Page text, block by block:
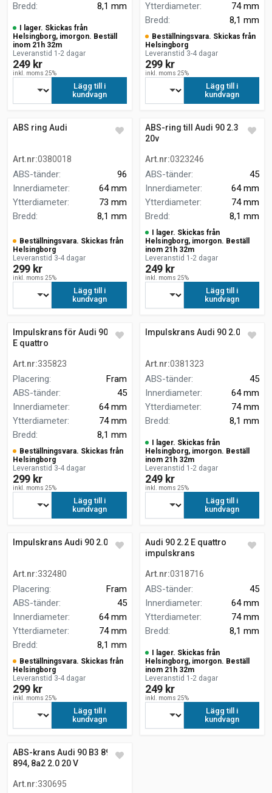
Bredd: 8,1 mm
I lager. Skickas från
Helsingborg, imorgon. Beställ
inom 21h 32m
Leveranstid 1-2 dagar
249 kr
inkl. moms 25%
Lägg till i
kundvagn
Ytterdiameter:
74 mm
Bredd: 8,1 mm
Beställningsvara. Skickas från
Helsingborg
Leveranstid 3-4 dagar
299 kr
inkl. moms 25%
Lägg till i
kundvagn
ABS ring Audi
Art.nr:0380018
ABS-tänder:
96
Innerdiameter:
64 mm
Ytterdiameter:
73 mm
Bredd: 8,1 mm
Beställningsvara. Skickas från
Helsingborg
Leveranstid 3-4 dagar
299 kr
inkl. moms 25%
Lägg till i
kundvagn
ABS-ring till Audi 90 2.3 E
20v
Art.nr:0323246
ABS-tänder:
45
Innerdiameter:
64 mm
Ytterdiameter:
74 mm
Bredd: 8,1 mm
I lager. Skickas från
Helsingborg, imorgon. Beställ
inom 21h 32m
Leveranstid 1-2 dagar
249 kr
inkl. moms 25%
Lägg till i
kundvagn
Impulskrans för Audi 90 2.3
E quattro
Art.nr:335823
Placering:
Fram
ABS-tänder:
45
Innerdiameter:
64 mm
Ytterdiameter:
74 mm
Bredd: 8,1 mm
Beställningsvara. Skickas från
Helsingborg
Leveranstid 3-4 dagar
299 kr
inkl. moms 25%
Lägg till i
kundvagn
Impulskrans Audi 90 2.0
Art.nr:0381323
ABS-tänder:
45
Innerdiameter:
64 mm
Ytterdiameter:
74 mm
Bredd: 8,1 mm
I lager. Skickas från
Helsingborg, imorgon. Beställ
inom 21h 32m
Leveranstid 1-2 dagar
249 kr
inkl. moms 25%
Lägg till i
kundvagn
Impulskrans Audi 90 2.0
Art.nr:332480
Placering:
Fram
ABS-tänder:
45
Innerdiameter:
64 mm
Ytterdiameter:
74 mm
Bredd: 8,1 mm
Beställningsvara. Skickas från
Helsingborg
Leveranstid 3-4 dagar
299 kr
inkl. moms 25%
Lägg till i
kundvagn
Audi 90 2.2 E quattro
impulskrans
Art.nr:0318716
ABS-tänder:
45
Innerdiameter:
64 mm
Ytterdiameter:
74 mm
Bredd: 8,1 mm
I lager. Skickas från
Helsingborg, imorgon. Beställ
inom 21h 32m
Leveranstid 1-2 dagar
249 kr
inkl. moms 25%
Lägg till i
kundvagn
ABS-krans Audi 90 B3 893,
894, 8a2 2.0 20 V
Art.nr:330695